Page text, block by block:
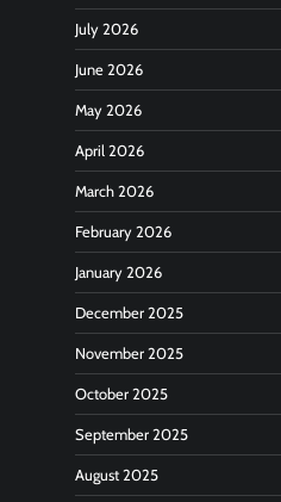
July 2026
June 2026
May 2026
April 2026
March 2026
February 2026
January 2026
December 2025
November 2025
October 2025
September 2025
August 2025